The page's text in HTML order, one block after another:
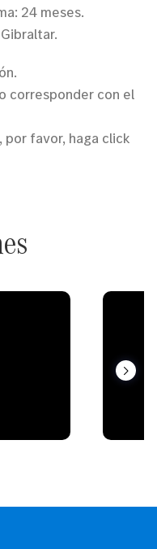
24 meses.
corresponder con el
favor, haga click